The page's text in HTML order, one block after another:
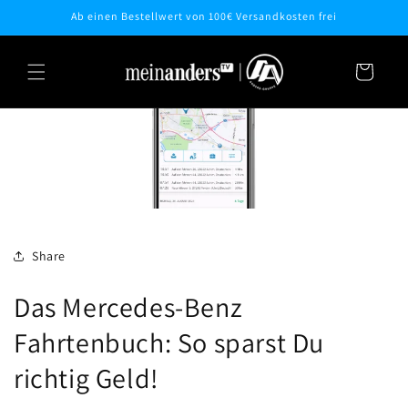
Inhalt
Ab einen Bestellwert von 100€ Versandkosten frei
Warenkorb
Share
Das Mercedes-Benz
Fahrtenbuch: So sparst Du
richtig Geld!